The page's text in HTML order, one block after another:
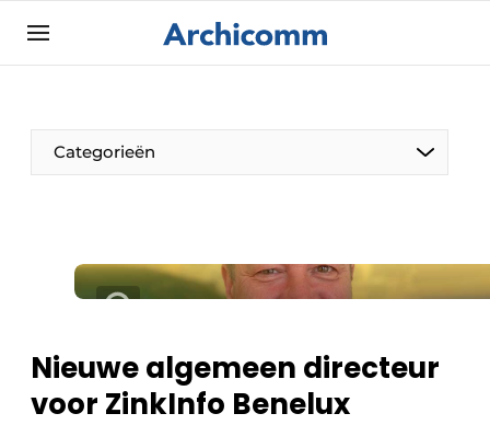
Aanmelden
ArchiComm | Magazine over architectuur,
interieur- & landschapsarchitectuur
Nieuwsbrief
Privacy / Cookie statement
Vacature aanmelden
Categorieën
De Pen
Nieuwe algemeen directeur
voor ZinkInfo Benelux